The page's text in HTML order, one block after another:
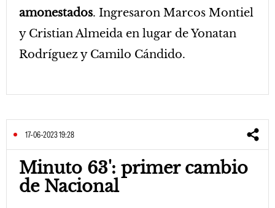
amonestados. Ingresaron Marcos Montiel
y Cristian Almeida en lugar de Yonatan
Rodríguez y Camilo Cándido.
17-06-2023 19:28
Minuto 63': primer cambio
de Nacional